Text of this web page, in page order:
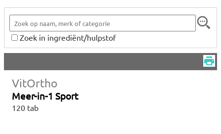
Zoek in ingrediënt/hulpstof
VitOrtho
Meer-in-1 Sport
120 tab